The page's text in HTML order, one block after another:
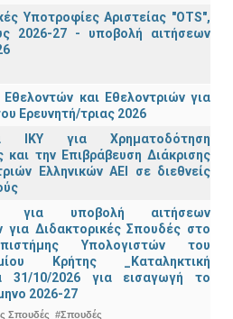
Υποτροφίες Αριστείας "OTS",
2026-27 - υποβολή αιτήσεων
και Εθελοντριών για
Ερευνητή/τριας 2026
ΙΚΥ για Χρηματοδότηση
και την Επιβράβευση Διάκρισης
Ελληνικών ΑΕΙ σε διεθνείς
για υποβολή αιτήσεων
για Διδακτορικές Σπουδές στο
Υπολογιστών του
Κρήτης _Καταληκτική
31/10/2026 για εισαγωγή το
2026-27
Σπουδές #Σπουδές